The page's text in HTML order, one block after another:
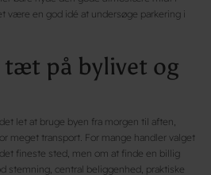
være en god idé at undersøge parkering i
tæt på bylivet og
let at bruge byen fra morgen til aften,
meget transport. For mange handler valget
fineste sted, men om at finde en billig
stemning, central beliggenhed, praktiske